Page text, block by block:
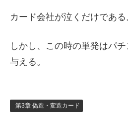
カード会社が泣くだけである
しかし、この時の単発はパ
与える。
第3章 偽造・変造カード